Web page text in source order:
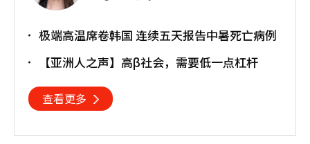
极端高温席卷韩国 连续五天报告中暑死亡病例
【亚洲人之声】高β社会，需要低一点杠杆
查看更多